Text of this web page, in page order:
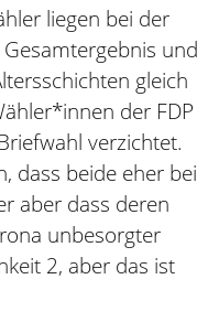
liegen bei der
und
gleich
der FDP
verzichtet.
dass beide eher bei
aber dass deren
unbesorgter
2, aber das ist